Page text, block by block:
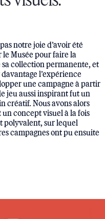
notre joie d’avoir été
le Musée pour faire la
collection permanente, et
l’expérience
une campagne à partir
jeu aussi inspirant fut un
créatif. Nous avons alors
un concept visuel à la fois
polyvalent, sur lequel
campagnes ont pu ensuite